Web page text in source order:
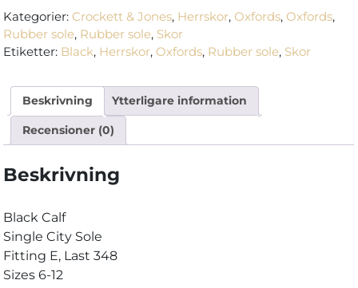
-
Black
Calf
Sole
mängd
Kategorier: Crockett & Jones, Herrskor, Oxfords, Oxfords,
Rubber sole, Rubber sole, Skor
Etiketter: Black, Herrskor, Oxfords, Rubber sole, Skor
Beskrivning Ytterligare information
Recensioner (0)
Beskrivning
Black Calf
Single City Sole
Fitting E, Last 348
Sizes 6-12